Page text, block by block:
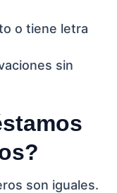
o tiene letra
sin
son iguales.